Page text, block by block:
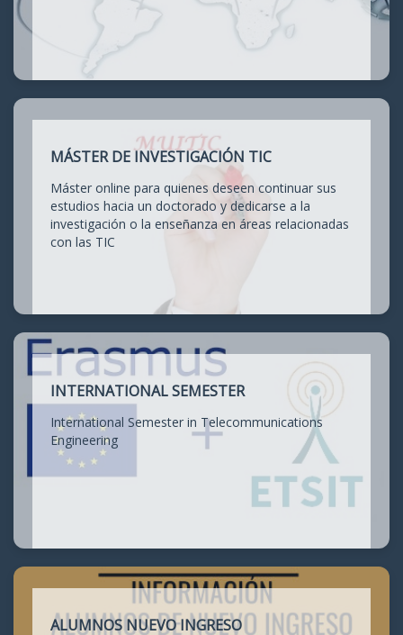
MÁSTER DE INVESTIGACIÓN TIC
Máster online para quienes deseen continuar sus
estudios hacia un doctorado y dedicarse a la
investigación o la enseñanza en áreas relacionadas
con las TIC
INTERNATIONAL SEMESTER
International Semester in Telecommunications
Engineering
ALUMNOS NUEVO INGRESO